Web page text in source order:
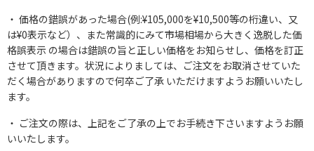
価格の錯誤があった場合(例:¥105,000を¥10,500等の桁違い、又
は¥0表示など）、また常識的にみて市場相場から大きく逸脱した価
格誤表示 の場合は錯誤の旨と正しい価格をお知らせし、価格を訂正
させて頂きます。状況によりましては、ご注文をお取消させていた
だく場合がありますので何卒ご了承 いただけますようお願いいたし
ます。
ご注文の際は、上記をご了承の上でお手続き下さいますようお願
いいたします。